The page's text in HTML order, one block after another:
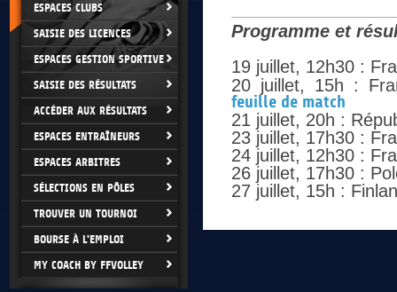
ESPACES CLUBS
SAISIE DES LICENCES
ESPACES GESTION SPORTIVE
SAISIE DES RÉSULTATS
ACCÉDER AUX RÉSULTATS
ESPACES ENTRAÎNEURS
ESPACES ARBITRES
SÉLECTIONS EN PÔLES
TROUVER UN TOURNOI
BOURSE À L'EMPLOI
MY COACH BY FFVOLLEY
Programme et
19 juillet, 12h30 :
20 juillet, 15h :
feuille de match
21 juillet, 20h :
23 juillet, 17h30 :
24 juillet, 12h30 :
26 juillet, 17h30 :
27 juillet, 15h :